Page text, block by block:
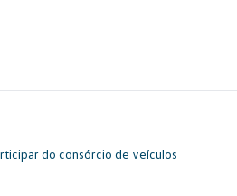
do consórcio de veículos